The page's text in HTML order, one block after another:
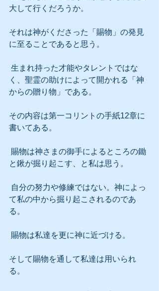
大して行くだろうか。
それは神がくださった「賜物」の発見
に至ることであると思う。
く、聖霊の助けによって開かれる「神
からの贈り物」である。
その内容は第一コリントの手紙12章に
書いてある。
と鍬が掘り起こす、と私は思う。
て私の中から掘り起こされるのであ
る。
賜物は私達を更に神に近づける。
そして賜物を通して私達は用いられ
る。